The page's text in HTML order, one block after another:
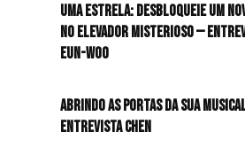
uma estrela: desbloqueie um
no elevador misterioso —
EUN-WOO
Abrindo as portas da sua
Entrevista CHEN